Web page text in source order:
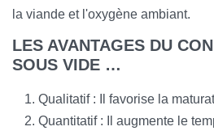
la viande et l'oxygène ambiant.
LES AVANTAGES DU
SOUS VIDE …
Qualitatif : Il favorise la
Quantitatif : Il augmente le